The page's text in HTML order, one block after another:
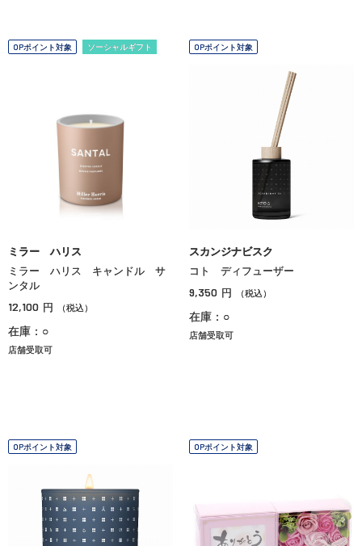
OPポイント対象 ソーシャルギフト
ミラー ハリス
ミラー ハリス キャンドル サ
ンタル
12,100 円 （税込）
在庫：○
店舗受取可
OPポイント対象
スカンジナビスク
コト ディフューザー
9,350 円 （税込）
在庫：○
店舗受取可
OPポイント対象 OPポイント対象